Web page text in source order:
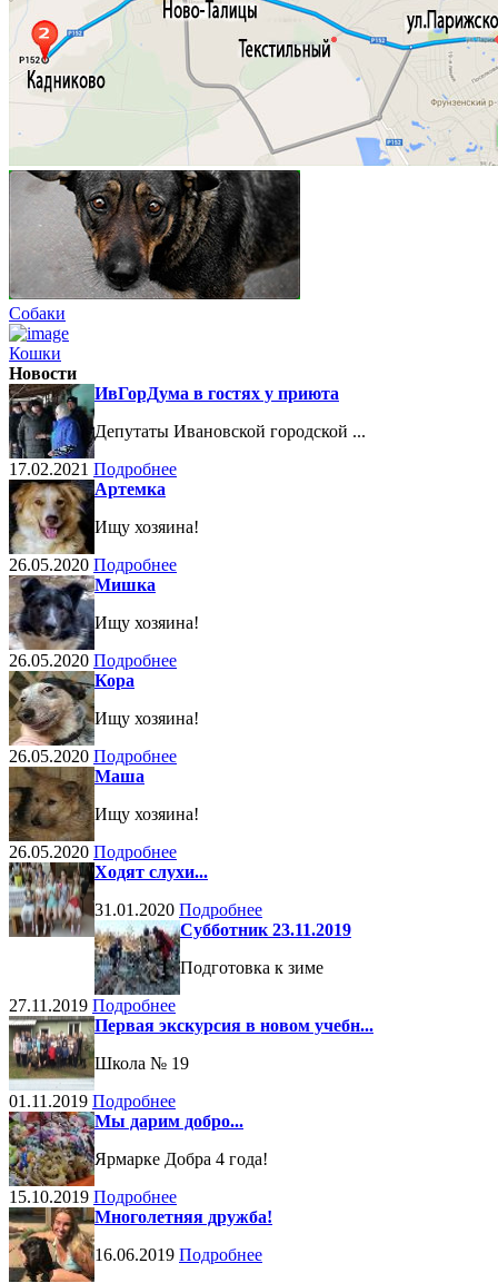
Собаки
Кошки
Новости
ИвГорДума в гостях у приюта
Депутаты Ивановской городской ...
17.02.2021 Подробнее
Артемка
Ищу хозяина!
26.05.2020 Подробнее
Мишка
Ищу хозяина!
26.05.2020 Подробнее
Кора
Ищу хозяина!
26.05.2020 Подробнее
Маша
Ищу хозяина!
26.05.2020 Подробнее
Ходят слухи...
31.01.2020 Подробнее
Субботник 23.11.2019
Подготовка к зиме
27.11.2019 Подробнее
Первая экскурсия в новом учебн...
Школа № 19
01.11.2019 Подробнее
Мы дарим добро...
Ярмарке Добра 4 года!
15.10.2019 Подробнее
Многолетняя дружба!
16.06.2019 Подробнее